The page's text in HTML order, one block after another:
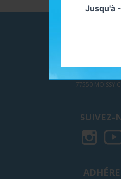
NOUS
MYSHOP SOLAIRE -
77550 MOISSY
SUIVEZ-
Jusqu'à